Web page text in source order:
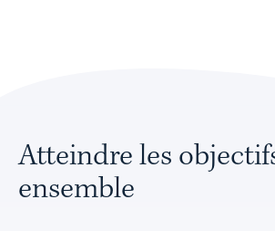
Atteindre les
ensemble